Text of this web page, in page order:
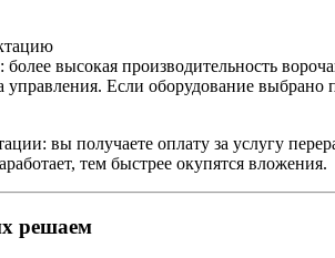
высокая производительность
Если оборудование
вы получаете оплату за услугу
тем быстрее окупятся вложения.
решаем